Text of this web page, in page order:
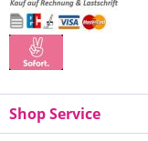
Shop Service